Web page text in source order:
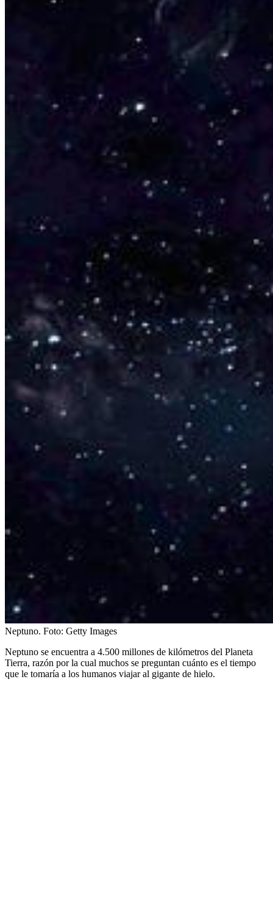
Neptuno. Foto: Getty Images
Neptuno se encuentra a 4.500 millones de kilómetros del Planeta
Tierra, razón por la cual muchos se preguntan cuánto es el tiempo
que le tomaría a los humanos viajar al gigante de hielo.